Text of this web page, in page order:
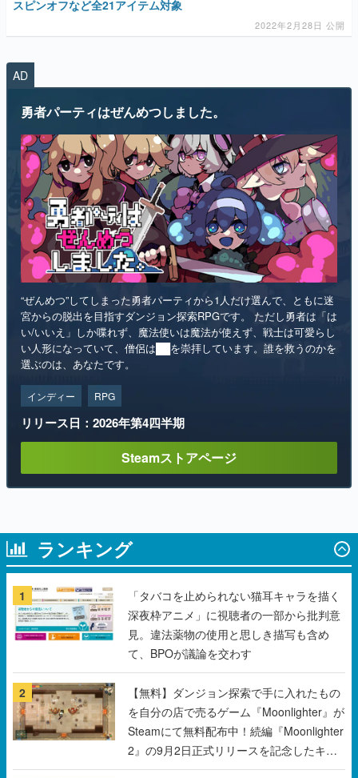
“ぜんめつ”してしまった勇者パーティから1人だけ選んで、ともに迷
宮からの脱出を目指すダンジョン探索RPGです。 ただし勇者は「は
い/いいえ」しか喋れず、魔法使いは魔法が使えず、戦士は可愛らし
選ぶのは、あなたです。
インディー RPG
リリース日：2026年第4四半期
ランキング
1
「タバコを止められない猫耳キャラを描く
深夜枠アニメ」に視聴者の一部から批判意
見。違法薬物の使用と思しき描写も含め
て、BPOが議論を交わす
2
【無料】ダンジョン探索で手に入れたもの
を自分の店で売るゲーム『Moonlighter』が
Steamにて無料配布中！続編『Moonlighter
2』の9月2日正式リリースを記念したキャ
ンペーン
3
ハローキティやポムポムプリンと眠れる睡
眠サポートアプリ『ゆめたび』が配信中。
キャラごとのASMRや目覚ましアラームも